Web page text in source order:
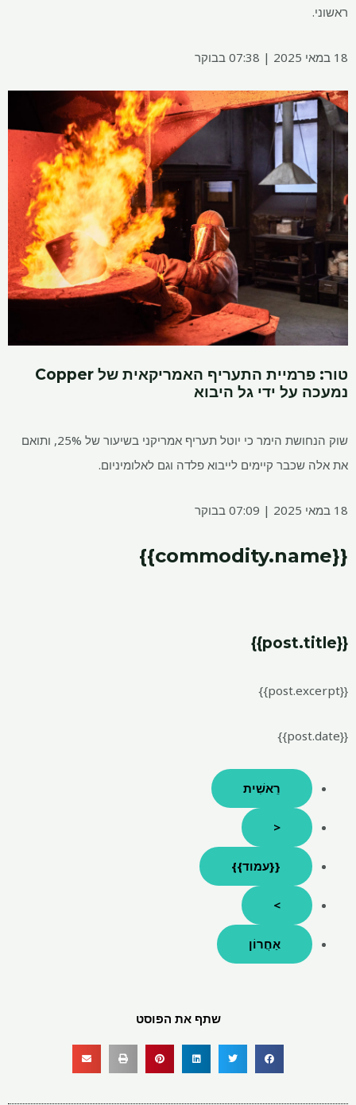
ראשוני.
18 במאי 2025 | 07:38 בבוקר
טור: פרמיית התעריף האמריקאית של Copper
נמעכה על ידי גל היבוא
שוק הנחושת הימר כי יוטל תעריף אמריקני בשיעור של 25%, ותואם
את אלה שכבר קיימים לייבוא ​​פלדה וגם לאלומיניום.
18 במאי 2025 | 07:09 בבוקר
{{commodity.name}}
{{post.title}}
{{post.excerpt}}
{{post.date}}
רֵאשִׁית
<
{{עמוד}}
>
אַחֲרוֹן
שתף את הפוסט